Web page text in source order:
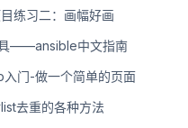
练习二：画幅好画
——ansible中文指南
门-做一个简单的页面
去重的各种方法